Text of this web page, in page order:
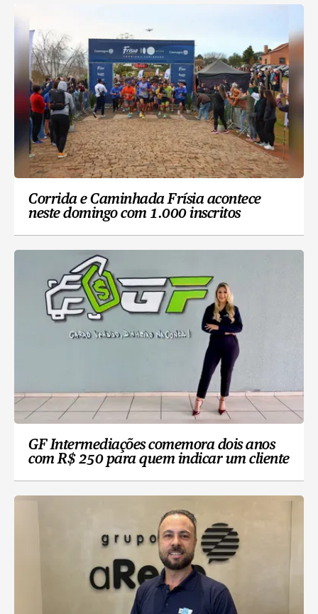
Corrida e Caminhada Frísia acontece
neste domingo com 1.000 inscritos
GF Intermediações comemora dois anos
com R$ 250 para quem indicar um cliente